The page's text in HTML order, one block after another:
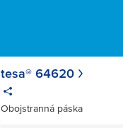
tesa® 64620
Obojstranná páska